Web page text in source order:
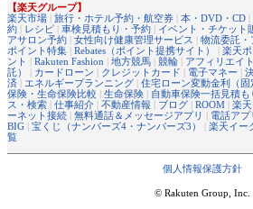
【楽天グループ】
楽天市場 | 旅行・ホテル予約・航空券 | 本・DVD・CD |
約 | レシピ | 車検見積もり・予約 | イベント・チケット
アサロン予約 | 女性向け健康管理サービス | 物流委託・
ポイント特集 | Rebates（ポイント提携サイト） | 楽天
ント | Rakuten Fashion | 地方競馬 | 競輪 | アフィリエイト
託）
| カードローン | クレジットカード | 電子マネー |
済 | エネルギープランニング | 住宅ローン変動金利（
保険・生命保険比較 | 生命保険 | 自動車保険一括見積も
ス・検索 | 仕事紹介 | 不動産情報 | ブログ | ROOM | 楽
ーネット接続 | 無料通話＆メッセージアプリ | 電話アプ
BIG | 宝くじ（ナンバーズ4・ナンバーズ3） | 楽天イー
覧
個人情報保護方針
© Rakuten Group, Inc.